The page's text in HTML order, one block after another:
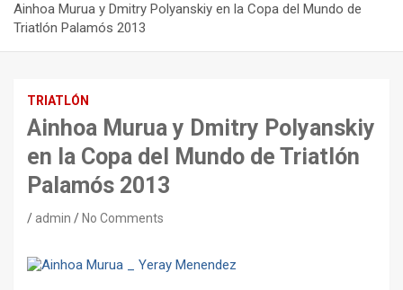
Ainhoa Murua y Dmitry Polyanskiy en la Copa del Mundo de
Triatlón Palamós 2013
TRIATLÓN
Ainhoa Murua y Dmitry Polyanskiy
en la Copa del Mundo de Triatlón
Palamós 2013
admin No Comments